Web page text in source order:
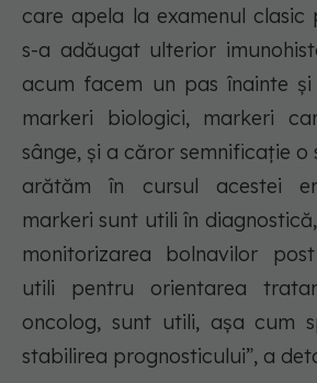
care apela la examenul clasic
s-a adăugat ulterior
acum facem un pas înainte
markeri biologici, markeri
sânge, și a căror semnificație o
arătăm în cursul acestei
markeri sunt utili în
monitorizarea bolnavilor
utili pentru orientarea
oncolog, sunt utili, așa cum
stabilirea prognosticului”, a